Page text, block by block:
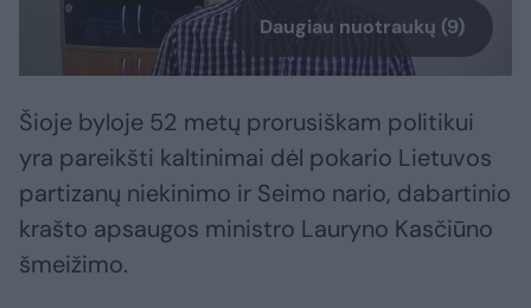
Daugiau nuotraukų (9)
Šioje byloje 52 metų prorusiškam politikui
yra pareikšti kaltinimai dėl pokario Lietuvos
partizanų niekinimo ir Seimo nario, dabartinio
krašto apsaugos ministro Lauryno Kasčiūno
šmeižimo.